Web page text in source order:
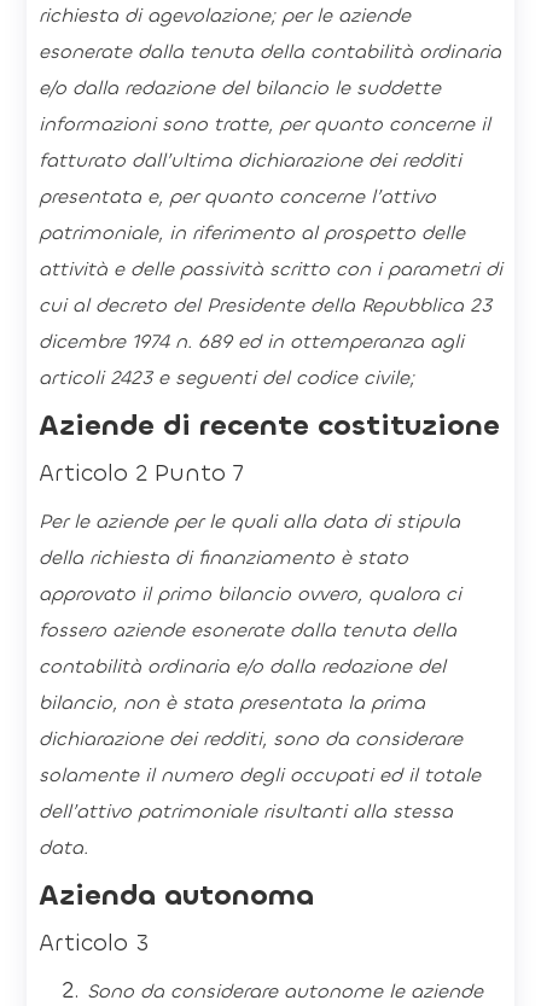
richiesta di agevolazione; per le aziende
esonerate dalla tenuta della contabilità ordinaria
e/o dalla redazione del bilancio le suddette
informazioni sono tratte, per quanto concerne il
fatturato dall’ultima dichiarazione dei redditi
presentata e, per quanto concerne l’attivo
patrimoniale, in riferimento al prospetto delle
attività e delle passività scritto con i parametri di
cui al decreto del Presidente della Repubblica 23
dicembre 1974 n. 689 ed in ottemperanza agli
articoli 2423 e seguenti del codice civile;
Aziende di recente costituzione
Articolo 2 Punto 7
Per le aziende per le quali alla data di stipula
della richiesta di finanziamento è stato
approvato il primo bilancio ovvero, qualora ci
fossero aziende esonerate dalla tenuta della
contabilità ordinaria e/o dalla redazione del
bilancio, non è stata presentata la prima
dichiarazione dei redditi, sono da considerare
solamente il numero degli occupati ed il totale
dell’attivo patrimoniale risultanti alla stessa
data.
Azienda autonoma
Articolo 3
Sono da considerare autonome le aziende